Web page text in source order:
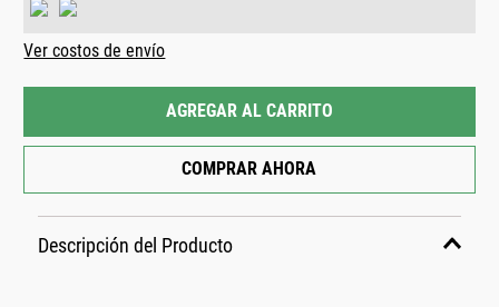
Ver costos de envío
AGREGAR AL CARRITO
COMPRAR AHORA
Descripción del Producto